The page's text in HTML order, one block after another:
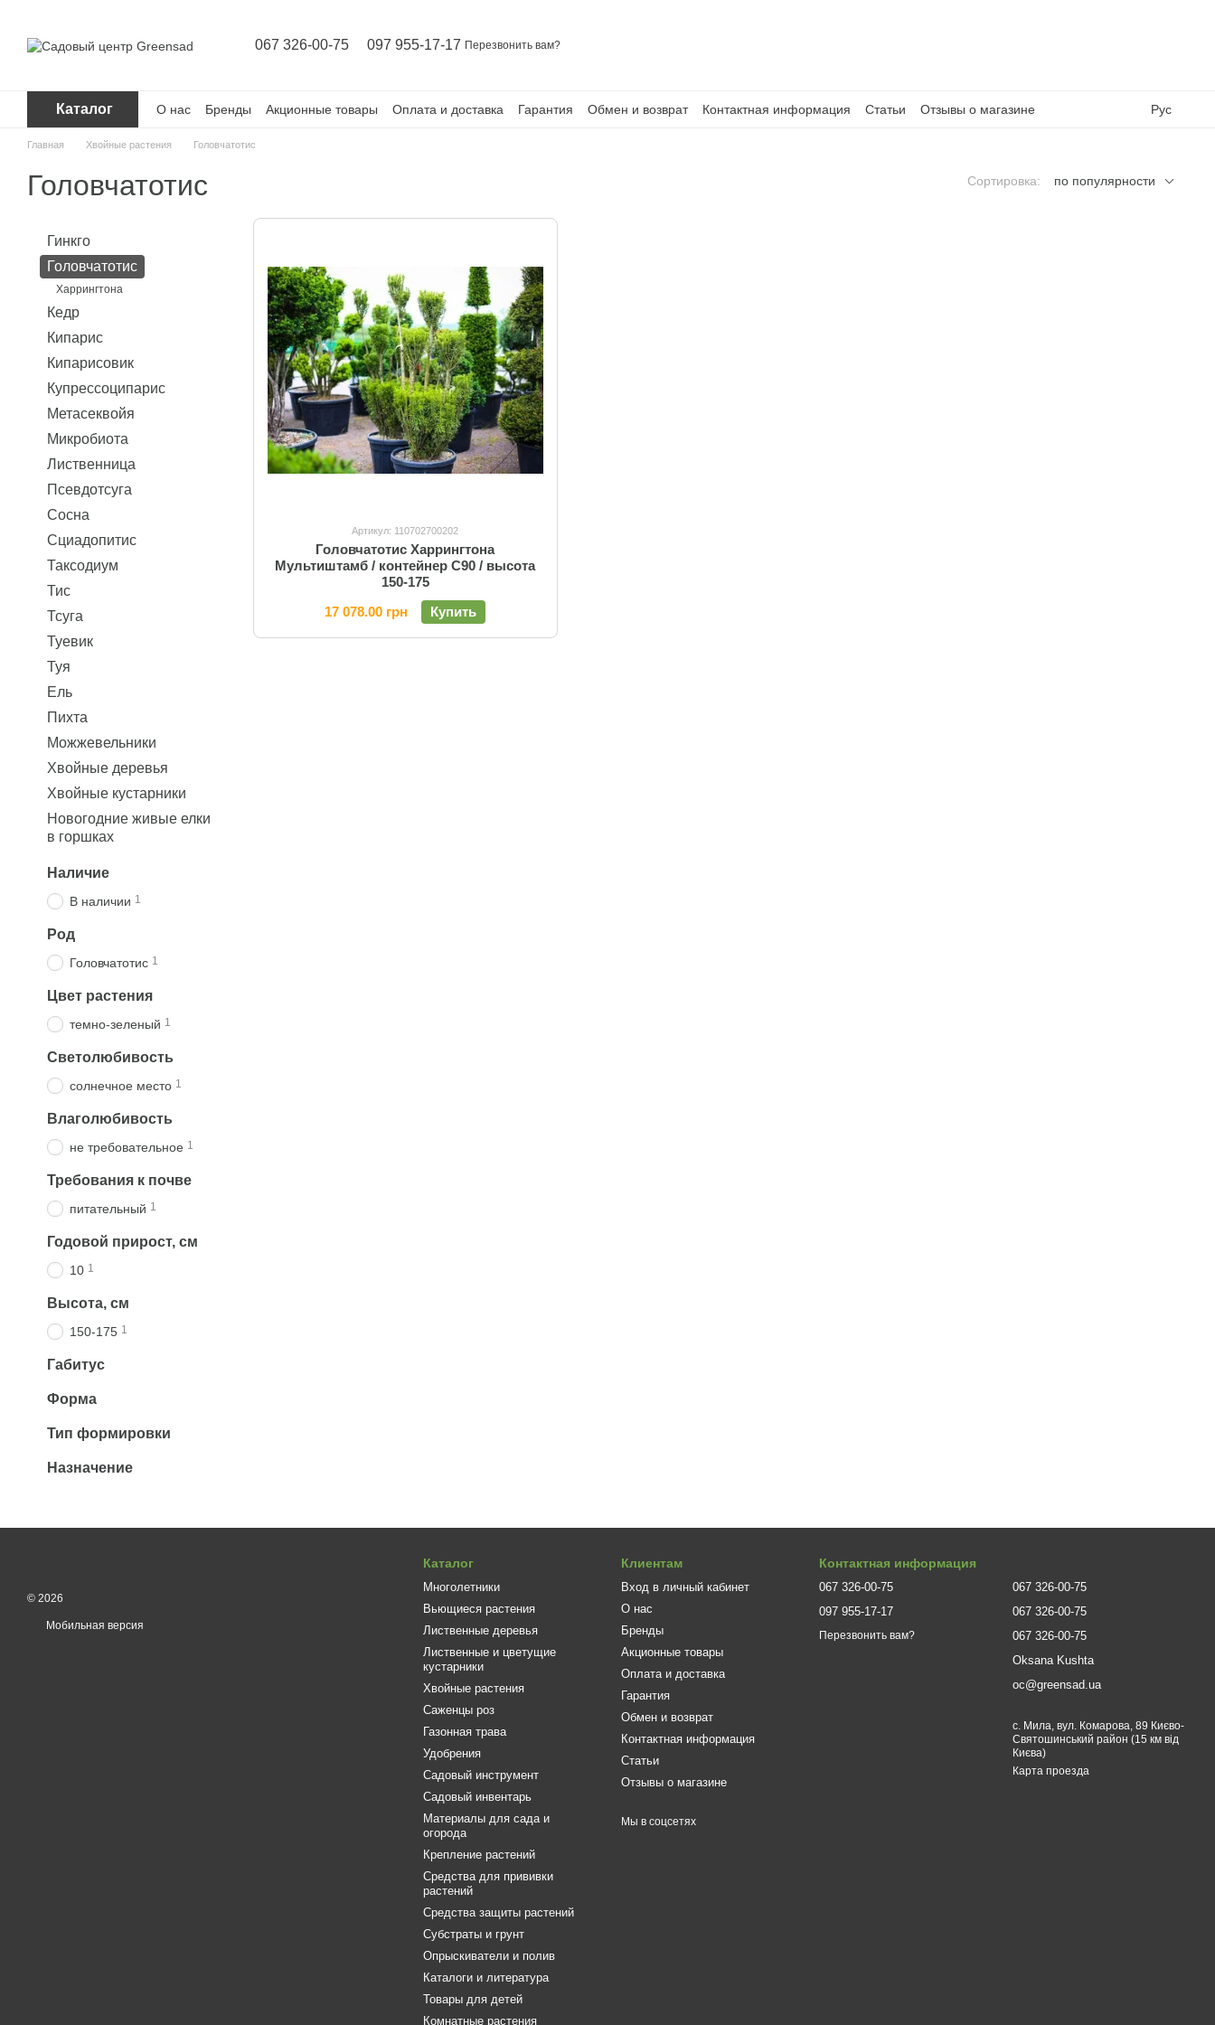
067 326-00-75 097 955-17-17 Перезвонить вам?
Каталог О нас Бренды Акционные товары Оплата и доставка Гарантия Обмен и возврат Контактная информация Статьи Отзывы о магазине Рус
Главная Хвойные растения Головчатотис
Головчатотис Сортировка: по популярности
Артикул: 110702700202
Головчатотис Харрингтона
Мультиштамб / контейнер C90 / высота
150-175
17 078.00 грн
Купить
Гинкго
Головчатотис
Харрингтона
Кедр
Кипарис
Кипарисовик
Купрессоципарис
Метасеквойя
Микробиота
Лиственница
Псевдотсуга
Сосна
Сциадопитис
Таксодиум
Тис
Тсуга
Туевик
Туя
Ель
Пихта
Можжевельники
Хвойные деревья
Хвойные кустарники
Новогодние живые елки
в горшках
Наличие
В наличии 1
Род
Головчатотис 1
Цвет растения
темно-зеленый 1
Светолюбивость
солнечное место 1
Влаголюбивость
не требовательное 1
Требования к почве
питательный 1
Годовой прирост, см
10 1
Высота, см
150-175 1
Габитус
Форма
Тип формировки
Назначение
© 2026
Мобильная версия
Каталог
Многолетники
Вьющиеся растения
Лиственные деревья
Лиственные и цветущие
кустарники
Хвойные растения
Саженцы роз
Газонная трава
Удобрения
Садовый инструмент
Садовый инвентарь
Материалы для сада и
огорода
Крепление растений
Средства для прививки
растений
Средства защиты растений
Субстраты и грунт
Опрыскиватели и полив
Каталоги и литература
Товары для детей
Комнатные растения
Клиентам
Вход в личный кабинет
О нас
Бренды
Акционные товары
Оплата и доставка
Гарантия
Обмен и возврат
Контактная информация
Статьи
Отзывы о магазине
Мы в соцсетях
Контактная информация
067 326-00-75
097 955-17-17
Перезвонить вам?
067 326-00-75
067 326-00-75
067 326-00-75
Oksana Kushta
oc@greensad.ua
с. Мила, вул. Комарова, 89 Києво-
Святошинський район (15 км від
Києва)
Карта проезда